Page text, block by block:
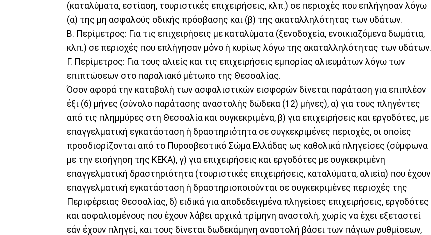
(καταλύματα, εστίαση, τουριστικές επιχειρήσεις, κλπ.) σε περιοχές που επλήγησαν λόγω
(α) της μη ασφαλούς οδικής πρόσβασης και (β) της ακαταλληλότητας των υδάτων.
Β. Περίμετρος: Για τις επιχειρήσεις με καταλύματα (ξενοδοχεία, ενοικιαζόμενα δωμάτια,
κλπ.) σε περιοχές που επλήγησαν μόνο ή κυρίως λόγω της ακαταλληλότητας των υδάτων.
Γ. Περίμετρος: Για τους αλιείς και τις επιχειρήσεις εμπορίας αλιευμάτων λόγω των
επιπτώσεων στο παραλιακό μέτωπο της Θεσσαλίας.
Όσον αφορά την καταβολή των ασφαλιστικών εισφορών δίνεται παράταση για επιπλέον
έξι (6) μήνες (σύνολο παράτασης αναστολής δώδεκα (12) μήνες), α) για τους πληγέντες
από τις πλημμύρες στη Θεσσαλία και συγκεκριμένα, β) για επιχειρήσεις και εργοδότες, με
επαγγελματική εγκατάσταση ή δραστηριότητα σε συγκεκριμένες περιοχές, οι οποίες
προσδιορίζονται από το Πυροσβεστικό Σώμα Ελλάδας ως καθολικά πληγείσες (σύμφωνα
με την εισήγηση της ΚΕΚΑ), γ) για επιχειρήσεις και εργοδότες με συγκεκριμένη
επαγγελματική δραστηριότητα (τουριστικές επιχειρήσεις, καταλύματα, αλιεία) που έχουν
επαγγελματική εγκατάσταση ή δραστηριοποιούνται σε συγκεκριμένες περιοχές της
Περιφέρειας Θεσσαλίας, δ) ειδικά για αποδεδειγμένα πληγείσες επιχειρήσεις, εργοδότες
και ασφαλισμένους που έχουν λάβει αρχικά τρίμηνη αναστολή, χωρίς να έχει εξεταστεί
εάν έχουν πληγεί, και τους δίνεται δωδεκάμηνη αναστολή βάσει των πάγιων ρυθμίσεων,